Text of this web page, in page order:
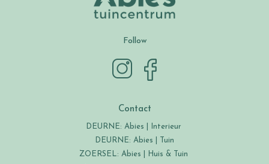
Follow
Contact
DEURNE: Abies | Interieur
DEURNE: Abies | Tuin
ZOERSEL: Abies | Huis & Tuin